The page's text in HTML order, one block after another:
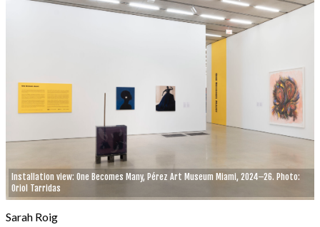
Installation view: One Becomes Many, Pérez Art Museum Miami, 2024–26. Photo:
Oriol Tarridas
Sarah Roig